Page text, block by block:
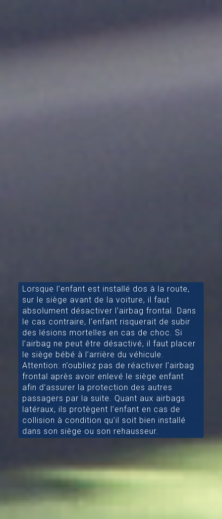
Lorsque l’enfant est installé dos à la route,
sur le siège avant de la voiture, il faut
absolument désactiver l’airbag frontal. Dans
le cas contraire, l’enfant risquerait de subir
des lésions mortelles en cas de choc. Si
l’airbag ne peut être désactivé, il faut placer
le siège bébé à l’arrière du véhicule.
Attention: n’oubliez pas de réactiver l’airbag
frontal après avoir enlevé le siège enfant
afin d’assurer la protection des autres
passagers par la suite. Quant aux airbags
latéraux, ils protègent l’enfant en cas de
collision à condition qu’il soit bien installé
dans son siège ou son rehausseur.